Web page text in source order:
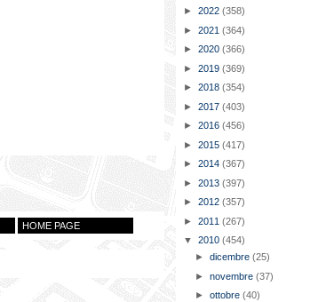
HOME PAGE
► 2022 (358)
► 2021 (364)
► 2020 (366)
► 2019 (369)
► 2018 (354)
► 2017 (403)
► 2016 (456)
► 2015 (417)
► 2014 (367)
► 2013 (397)
► 2012 (357)
► 2011 (267)
▼ 2010 (454)
►dicembre(25)
►novembre(37)
►ottobre(40)